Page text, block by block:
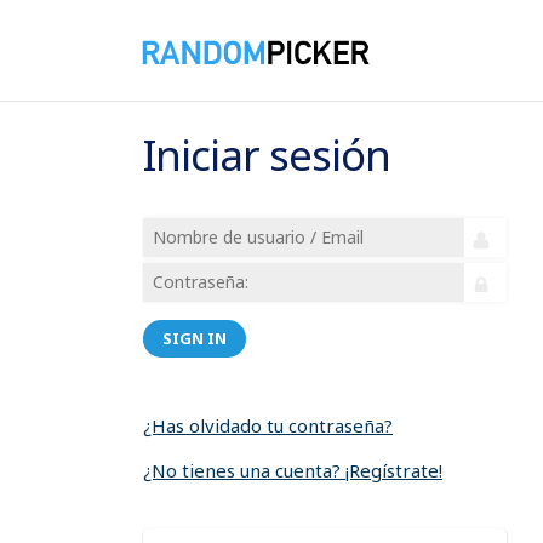
Iniciar sesión
SIGN IN
¿Has olvidado tu contraseña?
¿No tienes una cuenta? ¡Regístrate!